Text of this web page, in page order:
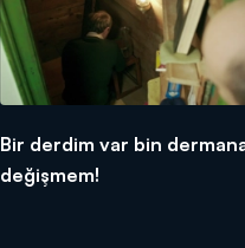
Bir derdim var bin dermana
değişmem!